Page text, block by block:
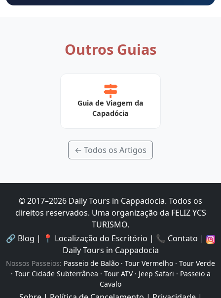
Outros Guias
Guia de Viagem da
Capadócia
← Todos os Artigos
© 2017–2026 Daily Tours in Cappadocia. Todos os
direitos reservados. Uma organização da FELIZ YCS
TURISMO.
🔗 Blog | 📍 Localização do Escritório | 📞 Contato |
Daily Tours in Cappadocia
Nossos Passeios: Passeio de Balão · Tour Vermelho · Tour Verde
· Tour Cidade Subterrânea · Tour ATV· Jeep Safari · Passeio a
Cavalo